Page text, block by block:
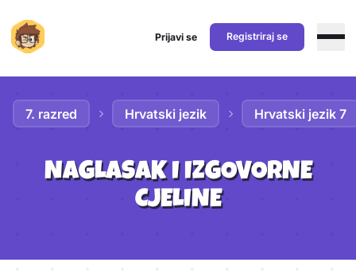
Prijavi se Registriraj se
7. razred Hrvatski jezik Hrvatski jezik 7
NAGLASAK I IZGOVORNE
CJELINE